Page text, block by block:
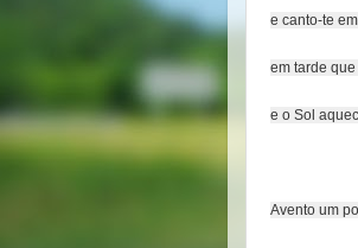
e canto-te
em tarde
e o Sol
Avento um